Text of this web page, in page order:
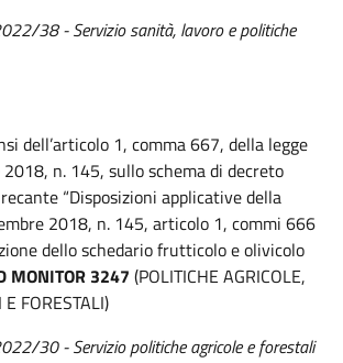
38 - Servizio sanità, lavoro e politiche
dell’articolo 1, comma 667, della legge
n. 145, sullo schema di decreto
“Disposizioni applicative della
2018, n. 145, articolo 1, commi 666
dello schedario frutticolo e olivicolo
MONITOR 3247 (POLITICHE AGRICOLE,
FORESTALI)
30 - Servizio politiche agricole e forestali